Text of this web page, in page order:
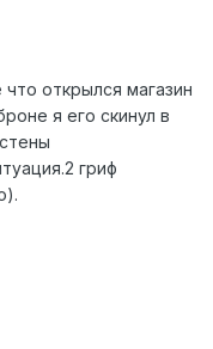
открылся магазин
я его скинул в
гриф